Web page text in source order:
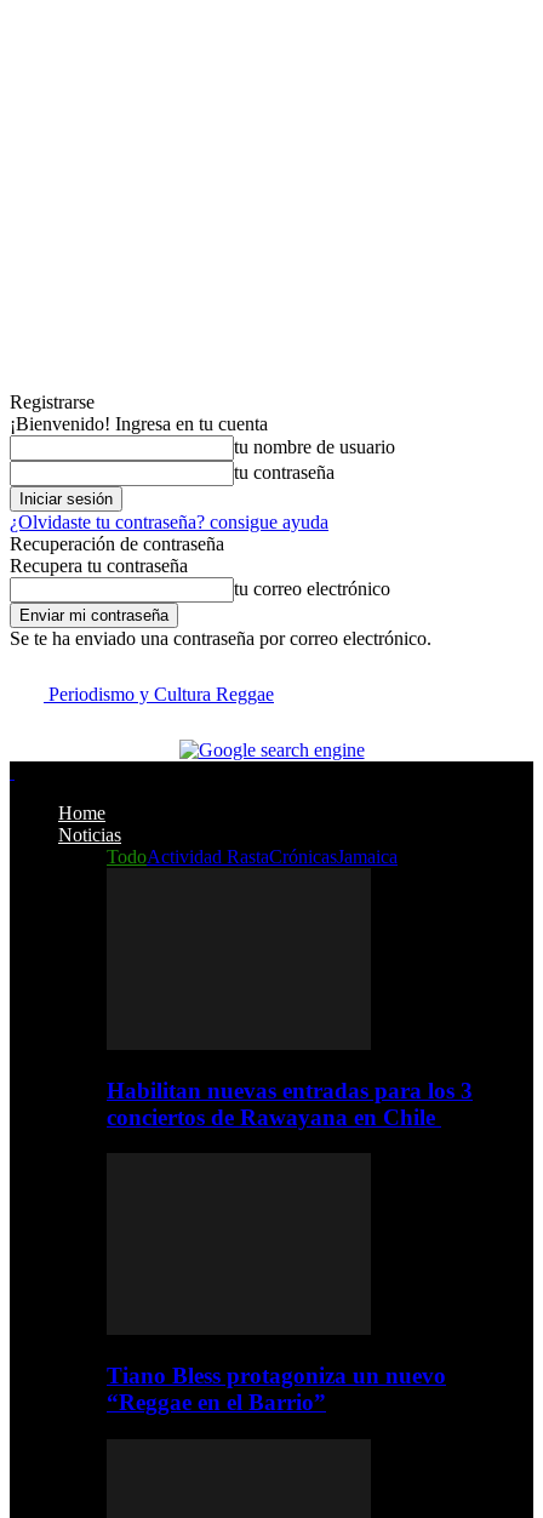
Registrarse
¡Bienvenido! Ingresa en tu cuenta
tu nombre de usuario
tu contraseña
¿Olvidaste tu contraseña? consigue ayuda
Recuperación de contraseña
Recupera tu contraseña
tu correo electrónico
Se te ha enviado una contraseña por correo electrónico.
Periodismo y Cultura Reggae
Home
Noticias
TodoActividad RastaCrónicasJamaica
Habilitan nuevas entradas para los 3
conciertos de Rawayana en Chile
Tiano Bless protagoniza un nuevo
“Reggae en el Barrio”